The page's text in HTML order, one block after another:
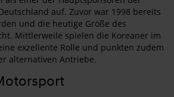
auf. Zuvor war 1998 bereits
und die heutige Größe des
Mittlerweile spielen die Koreaner im
exzellente Rolle und punkten zudem
alternativen Antriebe.